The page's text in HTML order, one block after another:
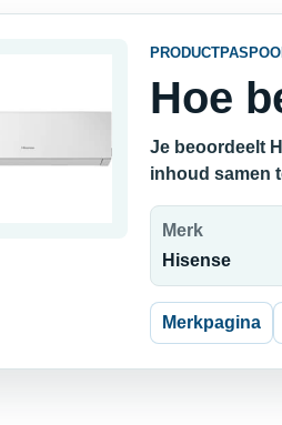
Hoe
Je beoordeelt
inhoud samen
Merk
Hisense
Merkpagina